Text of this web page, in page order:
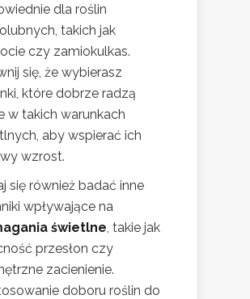
dla roślin
takich jak
czy zamiokulkas.
się, że wybierasz
które dobrze radzą
w takich warunkach
aby wspierać ich
wzrost.
się również badać inne
wpływające na
świetlne, takie jak
przesłon czy
zacienienie.
doboru roślin do